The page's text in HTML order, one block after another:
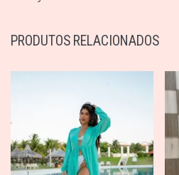
PRODUTOS RELACIONADOS